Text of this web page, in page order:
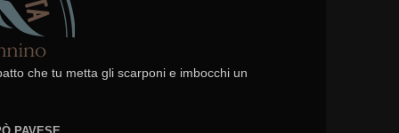
che tu metta gli scarponi e imbocchi un